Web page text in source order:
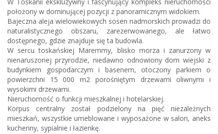
położony w dominującej pozycji z panoramicznym widokiem.
Bajeczna aleja wielowiekowych sosen nadmorskich prowadzi do
naturalistycznego obszaru, zarezerwowanego, ale łatwo
dostępnego, gdzie znajduje się ta budowla.
W sercu toskańskiej Maremmy, blisko morza i zanurzony w
nienaruszonej przyrodzie, niedawno odnowiony dom wiejski z
budynkiem gospodarczym i basenem, otoczony parkiem o
powierzchni 15 000 m2 porośniętym drzewami oliwnymi i
wysokimi drzewami.
Nieruchomość o funkcji mieszkalnej i hotelarskiej.
Korpus centralny został podzielony na pięć niezależnych
mieszkań, wszystkie umeblowane i wyposażone w salon, aneks
kuchenny, sypialnie i łazienkę.